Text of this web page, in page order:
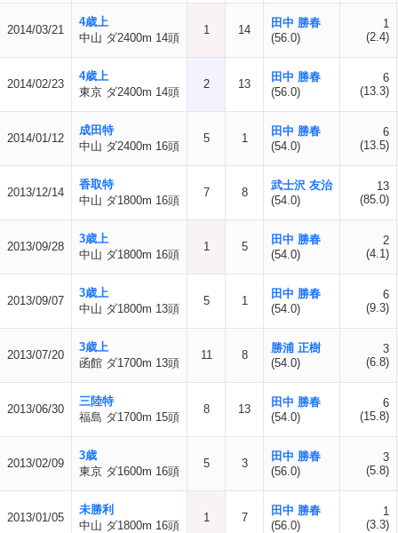
2014/03/21
4歳上
中山 ダ2400m 14頭
1 14
田中 勝春
(56.0)
1
(2.4)
2014/02/23
4歳上
東京 ダ2400m 14頭
2 13
田中 勝春
(56.0)
6
(13.3)
2014/01/12
成田特
中山 ダ2400m 16頭
5 1
田中 勝春
(54.0)
6
(13.5)
2013/12/14
香取特
中山 ダ1800m 16頭
7 8
武士沢 友治
(54.0)
13
(85.0)
2013/09/28
3歳上
中山 ダ1800m 16頭
1 5
田中 勝春
(54.0)
2
(4.1)
2013/09/07
3歳上
中山 ダ1800m 13頭
5 1
田中 勝春
(54.0)
6
(9.3)
2013/07/20
3歳上
函館 ダ1700m 13頭
11 8
勝浦 正樹
(54.0)
3
(6.8)
2013/06/30
三陸特
福島 ダ1700m 15頭
8 13
田中 勝春
(54.0)
6
(15.8)
2013/02/09
3歳
東京 ダ1600m 16頭
5 3
田中 勝春
(56.0)
3
(5.8)
2013/01/05
未勝利
中山 ダ1800m 16頭
1 7
田中 勝春
(56.0)
1
(3.3)